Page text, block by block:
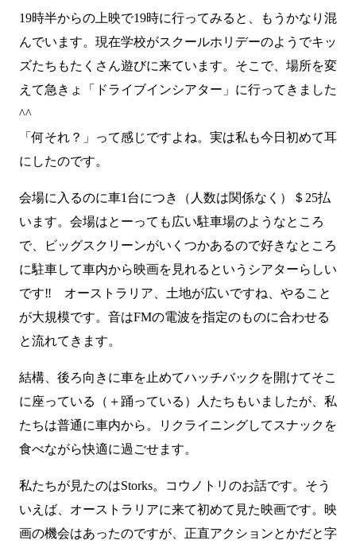
19時半からの上映で19時に行ってみると、もうかなり混
んでいます。現在学校がスクールホリデーのようでキッ
ズたちもたくさん遊びに来ています。そこで、場所を変
えて急きょ「ドライブインシアター」に行ってきました
^^
「何それ？」って感じですよね。実は私も今日初めて耳
にしたのです。
会場に入るのに車1台につき（人数は関係なく）＄25払
います。会場はとーっても広い駐車場のようなところ
で、ビッグスクリーンがいくつかあるので好きなところ
に駐車して車内から映画を見れるというシアターらしい
です‼ オーストラリア、土地が広いですね、やること
が大規模です。音はFMの電波を指定のものに合わせる
と流れてきます。
結構、後ろ向きに車を止めてハッチバックを開けてそこ
に座っている（＋踊っている）人たちもいましたが、私
たちは普通に車内から。リクライニングしてスナックを
食べながら快適に過ごせます。
私たちが見たのはStorks。コウノトリのお話です。そう
いえば、オーストラリアに来て初めて見た映画です。映
画の機会はあったのですが、正直アクションとかだと字